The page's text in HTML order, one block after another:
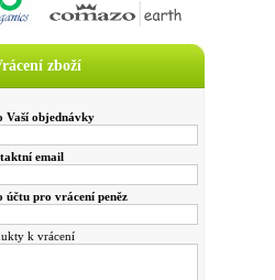
zboží
Vaší objednávky
email
účtu pro vrácení peněz
k vrácení